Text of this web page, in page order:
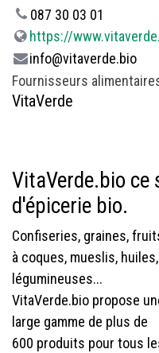
087 30 03 01
https://
info@vitaverde.bio
Fournisseurs
VitaVerde
VitaVerde.bio ce
d'épicerie bio.
Confiseries, graines,
à coques, mueslis, huiles,
légumineuses...
VitaVerde.bio propose
large gamme de plus de
600 produits pour tous